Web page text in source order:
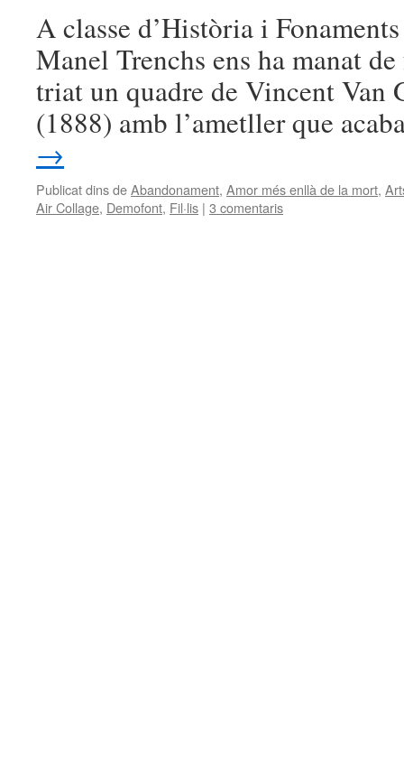
A classe d’Història i
Manel Trenchs ens ha manat
triat un quadre de Vincent Van
(1888) amb l’ametller que
→
Publicat dins deAbandonament, Amor més enllà de la mort,
Air Collage, Demofont, Fil·lis | 3 comentaris